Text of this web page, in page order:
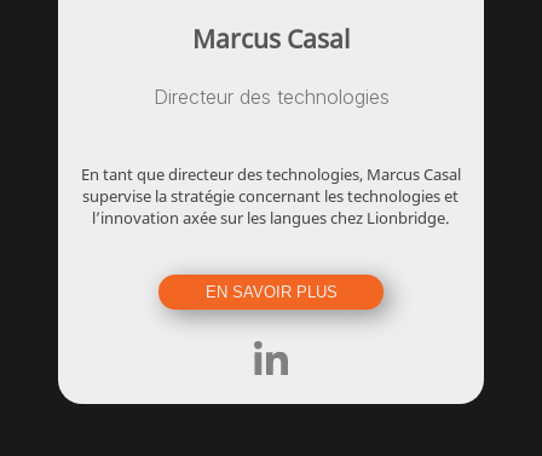
Marcus Casal
Directeur des technologies
En tant que directeur des technologies, Marcus Casal
supervise la stratégie concernant les technologies et
l’innovation axée sur les langues chez Lionbridge.
EN SAVOIR PLUS